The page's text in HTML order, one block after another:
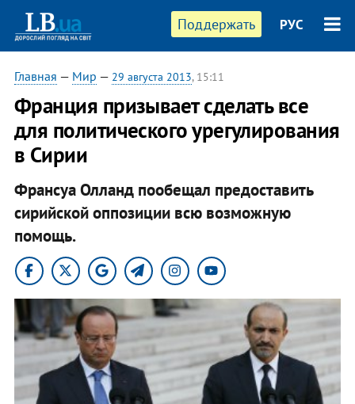
Поддержать РУС
Главная — Мир — 29 августа 2013, 15:11
Франция призывает сделать все
для политического урегулирования
в Сирии
Франсуа Олланд пообещал предоставить
сирийской оппозиции всю возможную
помощь.